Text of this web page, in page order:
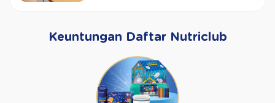
Keuntungan Daftar Nutriclub